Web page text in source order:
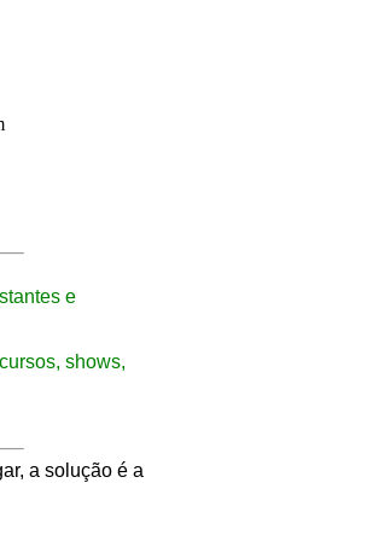
e
shows,
a solução é a